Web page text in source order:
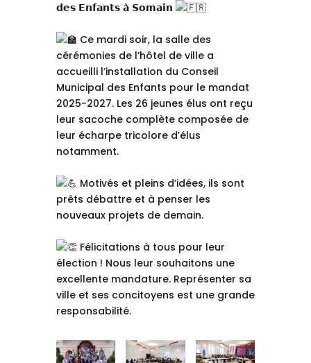
𝗱𝗲𝘀 𝗘𝗻𝗳𝗮𝗻𝘁𝘀 𝗮̀ 𝗦𝗼𝗺𝗮𝗶𝗻
Ce mardi soir, la salle des
cérémonies de l’hôtel de ville a
accueilli l’installation du Conseil
Municipal des Enfants pour le mandat
2025-2027. Les 26 jeunes élus ont reçu
leur sacoche complète composée de
leur écharpe tricolore d’élus
notamment.
Motivés et pleins d’idées, ils sont
prêts débattre et à penser les
nouveaux projets de demain.
Félicitations à tous pour leur
élection ! Nous leur souhaitons une
excellente mandature. Représenter sa
ville et ses concitoyens est une grande
responsabilité.